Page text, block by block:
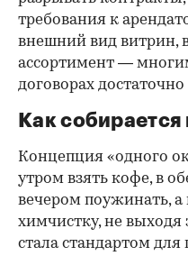
требования к
внешний вид витрин,
ассортимент —
договорах
Как собирается
Концепция «одного
утром взять кофе, в
вечером поужинать, а
химчистку, не выходя
стала стандартом